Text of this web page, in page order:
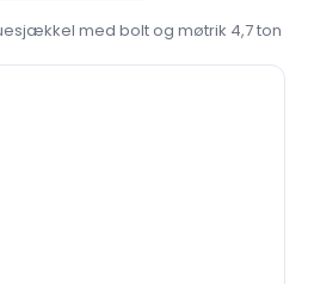
med bolt og møtrik 4,7 ton